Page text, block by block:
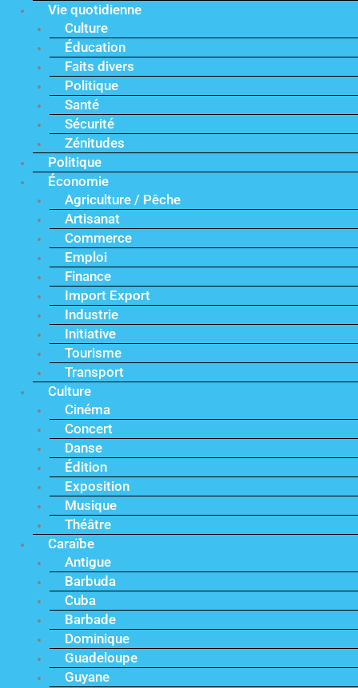
Vie quotidienne
Culture
Éducation
Faits divers
Politique
Santé
Sécurité
Zénitudes
Politique
Économie
Agriculture / Pêche
Artisanat
Commerce
Emploi
Finance
Import Export
Industrie
Initiative
Tourisme
Transport
Culture
Cinéma
Concert
Danse
Édition
Exposition
Musique
Théâtre
Caraïbe
Antigue
Barbuda
Cuba
Barbade
Dominique
Guadeloupe
Guyane